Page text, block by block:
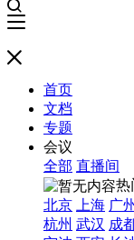
首页
文档
专题
会议
全部 直播间
热
北京
上海 广州
杭州 武汉 成